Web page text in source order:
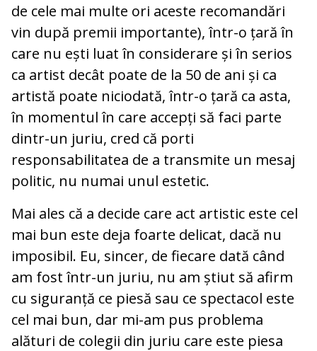
de cele mai multe ori aceste recomandări
vin după premii importante), într-o țară în
care nu ești luat în considerare și în serios
ca artist decât poate de la 50 de ani și ca
artistă poate niciodată, într-o țară ca asta,
în momentul în care accepți să faci parte
dintr-un juriu, cred că porti
responsabilitatea de a transmite un mesaj
politic, nu numai unul estetic.
Mai ales că a decide care act artistic este cel
mai bun este deja foarte delicat, dacă nu
imposibil. Eu, sincer, de fiecare dată când
am fost într-un juriu, nu am știut să afirm
cu siguranță ce piesă sau ce spectacol este
cel mai bun, dar mi-am pus problema
alături de colegii din juriu care este piesa